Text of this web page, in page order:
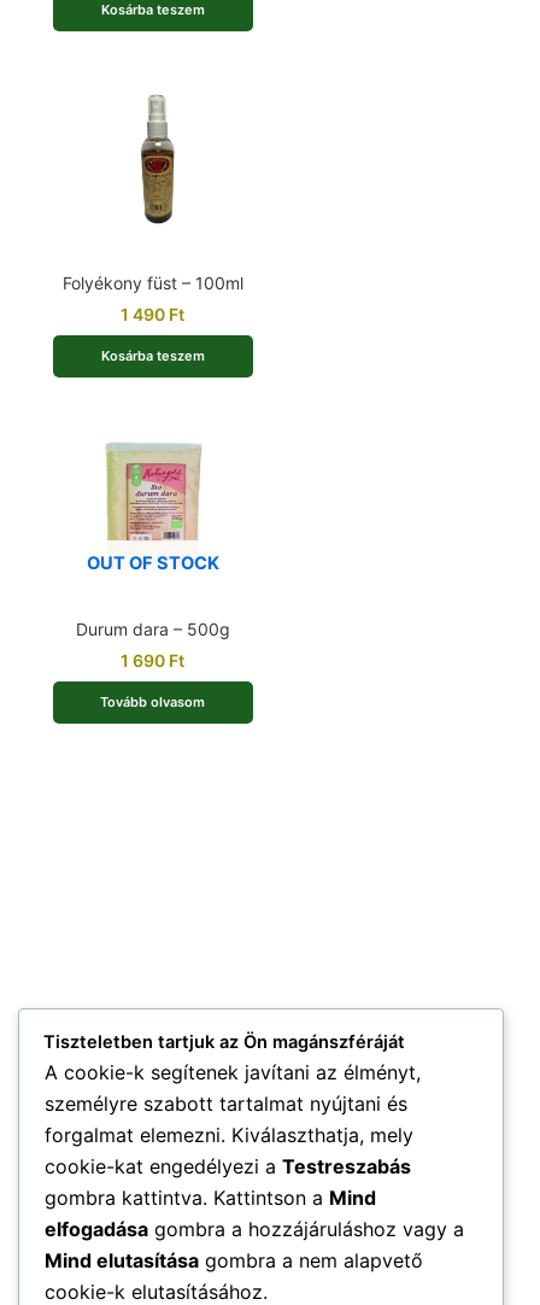
Kosárba teszem
Folyékony füst – 100ml
1 490 Ft
Kosárba teszem
OUT OF STOCK
Durum dara – 500g
1 690 Ft
Tovább olvasom
Tiszteletben tartjuk az Ön magánszféráját
A cookie-k segítenek javítani az élményt,
személyre szabott tartalmat nyújtani és
forgalmat elemezni. Kiválaszthatja, mely
cookie-kat engedélyezi a Testreszabás
gombra kattintva. Kattintson a Mind
elfogadása gombra a hozzájáruláshoz vagy a
Mind elutasítása gombra a nem alapvető
cookie-k elutasításához.